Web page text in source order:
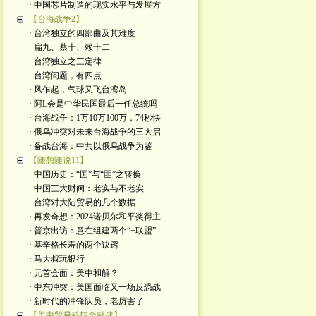
· 中国芯片制造的现实水平与发展方
【台海战争2】
· 台湾独立的四部曲及其难度
· 扁九、蔡十、赖十二
· 台湾独立之三定律
· 台湾问题，有四点
· 风乍起，气球又飞台湾岛
· 阿L会是中华民国最后一任总统吗
· 台海战争：1万10万100万，74秒快
· 俄乌冲突对未来台海战争的三大启
· 备战台海：中共以俄乌战争为鉴
【随想随说11】
· 中国历史：“国”与“匪”之转换
· 中国三大财阀：老实与不老实
· 台湾对大陆贸易的几个数据
· 再发奇想：2024诺贝尔和平奖得主
· 普京出访：意在组建两个“+联盟”
· 基辛格长寿的两个诀窍
· 马大叔玩银行
· 元首会面：美中和解？
· 中东冲突：美国面临又一场反恐战
· 新时代的冲锋队员，老厉害了